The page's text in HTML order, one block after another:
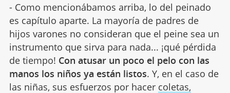
- Como mencionábamos arriba, lo del peinado
es capítulo aparte. La mayoría de padres de
hijos varones no consideran que el peine sea un
instrumento que sirva para nada... ¡qué pérdida
de tiempo! Con atusar un poco el pelo con las
manos los niños ya están listos. Y, en el caso de
las niñas, sus esfuerzos por hacer coletas,